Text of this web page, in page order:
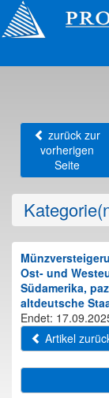
zurück zur
vorherigen
Seite
Ost- und
Südamerika,
altdeutsche
Endet:
Artikel